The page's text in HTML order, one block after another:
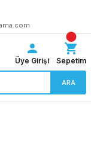
ARA
Üye Girişi Sepetim